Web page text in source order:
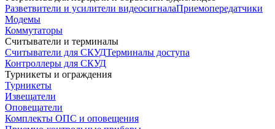
Разветвители и усилители видеосигналаПриемопередатчики
Модемы
Коммутаторы
Считыватели и терминалы
Считыватели для СКУДТерминалы доступа
Контроллеры для СКУД
Турникеты и ограждения
Турникеты
Извещатели
Оповещатели
Комплекты ОПС и оповещения